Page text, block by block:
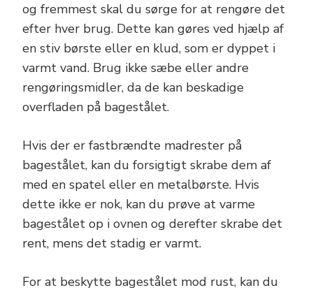
og fremmest skal du sørge for at rengøre det
efter hver brug. Dette kan gøres ved hjælp af
en stiv børste eller en klud, som er dyppet i
varmt vand. Brug ikke sæbe eller andre
rengøringsmidler, da de kan beskadige
overfladen på bagestålet.
Hvis der er fastbrændte madrester på
bagestålet, kan du forsigtigt skrabe dem af
med en spatel eller en metalbørste. Hvis
dette ikke er nok, kan du prøve at varme
bagestålet op i ovnen og derefter skrabe det
rent, mens det stadig er varmt.
For at beskytte bagestålet mod rust, kan du